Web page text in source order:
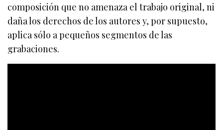
composición que no amenaza el trabajo original, ni
daña los derechos de los autores y, por supuesto,
aplica sólo a pequeños segmentos de las
grabaciones.